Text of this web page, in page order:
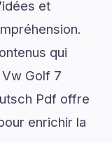
et
qui
Vw Golf 7
Pdf offre
enrichir la